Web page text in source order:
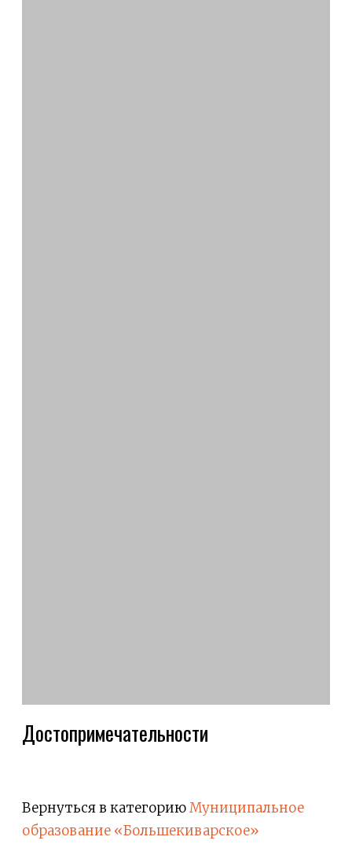
Достопримечательности
Вернуться в категориюМуниципальное
образование «Большекиварское»